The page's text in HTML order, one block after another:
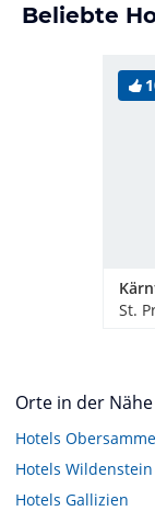
Beliebte
Orte in der Nähe
Hotels
Hotels Wildenstein
Hotels Gallizien